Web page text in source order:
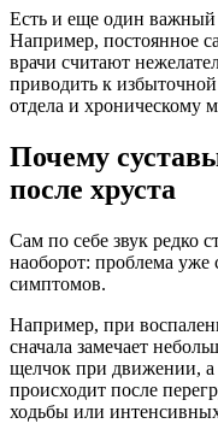
Есть и еще один важный
Например, постоянное
врачи считают
приводить к
отдела и
Почему
после хруста
Сам по себе звук редко
наоборот: проблема
симптомов.
Например, при
сначала замечает
щелчок при движении,
происходит после
ходьбы или